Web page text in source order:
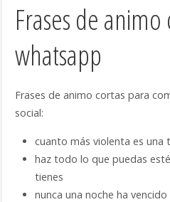
Frases de
whatsapp
Frases de animo cortas para
social:
cuanto más violenta es
haz todo lo que puedas
tienes
nunca una noche ha